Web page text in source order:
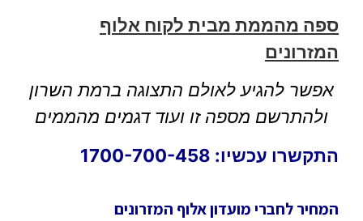
ספה מהממת מבית לקוח אלוף
המזרונים
אפשר להגיע לאולם התצוגה ברמת השרון
ולהתרשם מספה זו ועוד דגמים מהממים
התקשרו עכשיו: 1700-700-458
המחיר לחברי מועדון אלוף המזרונים